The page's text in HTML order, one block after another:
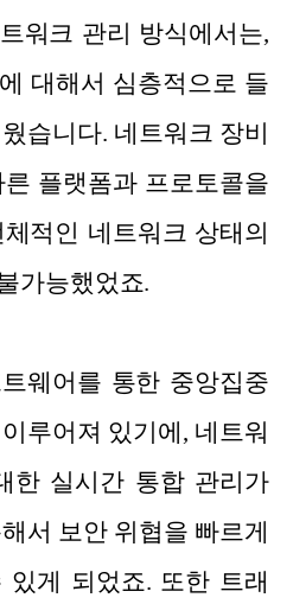
워크 관리 방식에서는,
대해서 심층적으로 들
습니다. 네트워크 장비
플랫폼과 프로토콜을
적인 네트워크 상태의
가능했었죠.
웨어를 통한 중앙집중
루어져 있기에, 네트워
한 실시간 통합 관리가
서 보안 위협을 빠르게
게 되었죠. 또한 트래